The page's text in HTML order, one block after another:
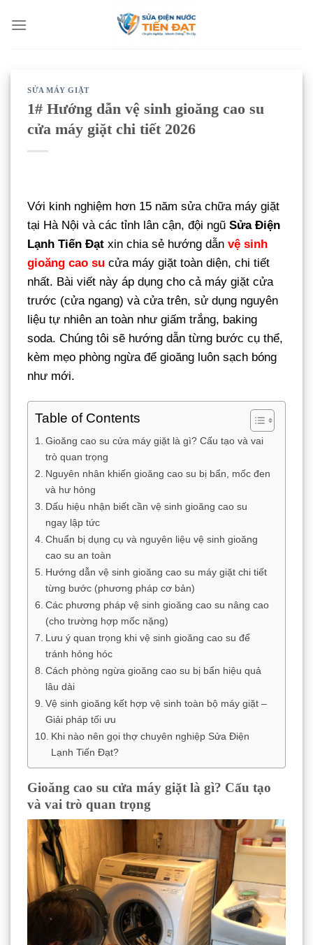
qua
SỬA MÁY GIẶT
1# Hướng dẫn vệ sinh gioăng cao su
cửa máy giặt chi tiết 2026
Với kinh nghiệm hơn 15 năm sửa chữa máy giặt
tại Hà Nội và các tỉnh lân cận, đội ngũ Sửa Điện
Lạnh Tiến Đạt xin chia sẻ hướng dẫn vệ sinh
gioăng cao su cửa máy giặt toàn diện, chi tiết
nhất. Bài viết này áp dụng cho cả máy giặt cửa
trước (cửa ngang) và cửa trên, sử dụng nguyên
liệu tự nhiên an toàn như giấm trắng, baking
soda. Chúng tôi sẽ hướng dẫn từng bước cụ thể,
kèm mẹo phòng ngừa để gioăng luôn sạch bóng
như mới.
Table of Contents
Gioăng cao su cửa máy giặt là gì? Cấu tạo và vai
trò quan trọng
Nguyên nhân khiến gioăng cao su bị bẩn, mốc đen
và hư hỏng
Dấu hiệu nhận biết cần vệ sinh gioăng cao su
ngay lập tức
Chuẩn bị dụng cụ và nguyên liệu vệ sinh gioăng
cao su an toàn
Hướng dẫn vệ sinh gioăng cao su máy giặt chi tiết
từng bước (phương pháp cơ bản)
Các phương pháp vệ sinh gioăng cao su nâng cao
(cho trường hợp mốc nặng)
Lưu ý quan trọng khi vệ sinh gioăng cao su để
tránh hỏng hóc
Cách phòng ngừa gioăng cao su bị bẩn hiệu quả
lâu dài
Vệ sinh gioăng kết hợp vệ sinh toàn bộ máy giặt –
Giải pháp tối ưu
Khi nào nên gọi thợ chuyên nghiệp Sửa Điện
Lạnh Tiến Đạt?
Gioăng cao su cửa máy giặt là gì? Cấu tạo
và vai trò quan trọng